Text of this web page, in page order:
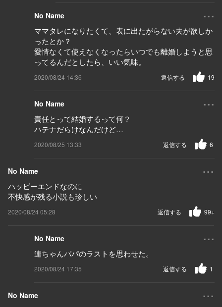
No Name ...
ママタレになりたくて、表に出たがらない夫が欲しか
ったとか？
愛情なくて使えなくなったらいつでも離婚しようと思
ってるんだとしたら、いい気味。
2020/08/24 14:36 19
返信する
No Name ...
責任とって結婚するって何？
ハテナだらけなんだけど…
2020/08/25 13:33 6
返信する
No Name ...
ハッピーエンドなのに
不快感が残る小説も珍しい
2020/08/24 05:28 99+
返信する
No Name ...
連ちゃんパパのラストを思わせた。
2020/08/24 17:35 1
返信する
No Name ...